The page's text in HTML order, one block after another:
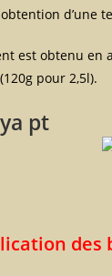
d’une
est obtenu en
(120g pour 2,5l).